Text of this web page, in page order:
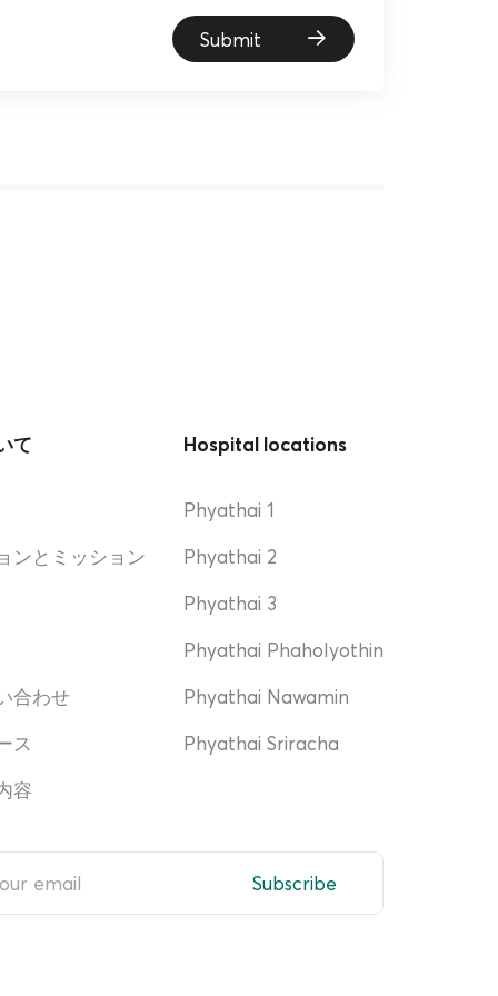
Submit
て
ンとミッション
合わせ
ス
容
Hospital locations
Phyathai 1
Phyathai 2
Phyathai 3
Phyathai Phaholyothin
Phyathai Nawamin
Phyathai Sriracha
Subscribe